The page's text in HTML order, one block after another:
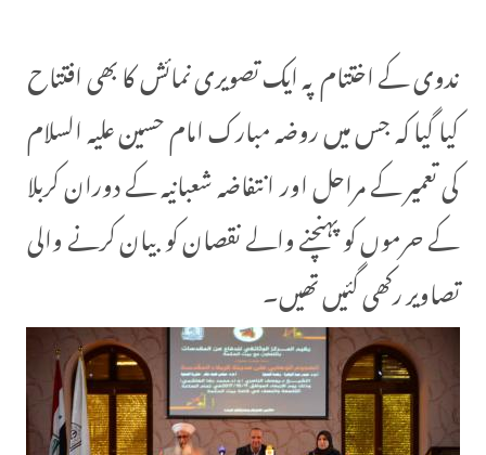
ندوی کے اختتام پہ ایک تصویری نمائش کا بھی افتتاح
کیا گیا کہ جس میں روضہ مبارک امام حسین علیہ السلام
کی تعمیر کے مراحل اور انتفاضہ شعبانیہ کے دوران کربلا
کے حرموں کو پہنچنے والے نقصان کو بیان کرنے والی
تصاویر رکھی گئیں تھیں۔